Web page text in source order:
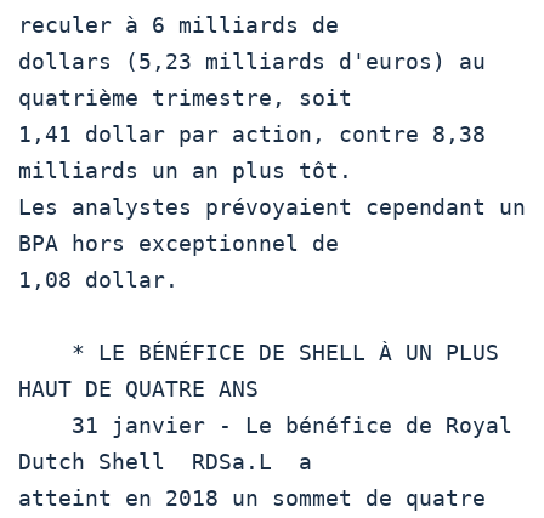
reculer à 6 milliards de
dollars (5,23 milliards d'euros) au
quatrième trimestre, soit
1,41 dollar par action, contre 8,38
milliards un an plus tôt.
Les analystes prévoyaient cependant un
BPA hors exceptionnel de
1,08 dollar.
HAUT DE QUATRE ANS
Dutch Shell  RDSa.L  a
atteint en 2018 un sommet de quatre